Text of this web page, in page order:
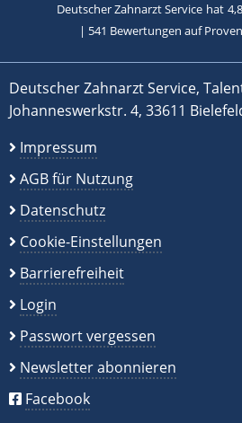
Deutscher Zahnarzt Service hat
| 541 Bewertungen auf
Deutscher Zahnarzt Service,
Johanneswerkstr. 4, 33611
Impressum
AGB für Nutzung
Datenschutz
Cookie-Einstellungen
Barrierefreiheit
Login
Passwort vergessen
Newsletter abonnieren
Facebook